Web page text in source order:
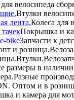
велосипеда
Втулки
лента.Колеса для
Покрышка и
bikeЗапчасти к
и
размеры в
Оптом и в
и камера для